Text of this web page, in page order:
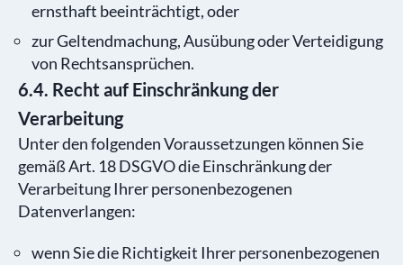
ernsthaft beeinträchtigt, oder
zur Geltendmachung, Ausübung oder Verteidigung
von Rechtsansprüchen.
6.4. Recht auf Einschränkung der
Verarbeitung
Unter den folgenden Voraussetzungen können Sie
gemäß Art. 18 DSGVO die Einschränkung der
Verarbeitung Ihrer personenbezogenen
Datenverlangen:
wenn Sie die Richtigkeit Ihrer personenbezogenen